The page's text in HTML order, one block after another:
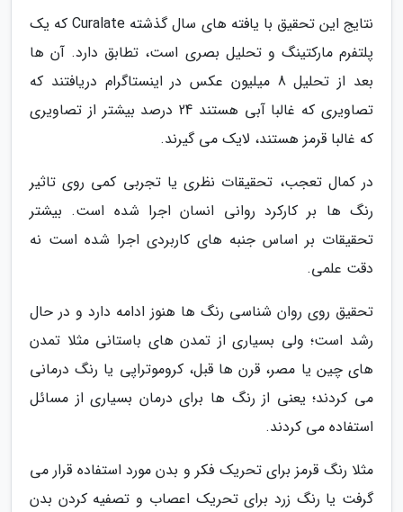
نتایج این تحقیق با یافته های سال گذشته Curalate که یک
پلتفرم مارکتینگ و تحلیل بصری است، تطابق دارد. آن ها
بعد از تحلیل 8 میلیون عکس در اینستاگرام دریافتند که
تصاویری که غالبا آبی هستند 24 درصد بیشتر از تصاویری
که غالبا قرمز هستند، لایک می گیرند.
در کمال تعجب، تحقیقات نظری یا تجربی کمی روی تاثیر
رنگ ها بر کارکرد روانی انسان اجرا شده است. بیشتر
تحقیقات بر اساس جنبه های کاربردی اجرا شده است نه
دقت علمی.
تحقیق روی روان شناسی رنگ ها هنوز ادامه دارد و در حال
رشد است؛ ولی بسیاری از تمدن های باستانی مثلا تمدن
های چین یا مصر، قرن ها قبل، کروموتراپی یا رنگ درمانی
می کردند؛ یعنی از رنگ ها برای درمان بسیاری از مسائل
استفاده می کردند.
مثلا رنگ قرمز برای تحریک فکر و بدن مورد استفاده قرار می
گرفت یا رنگ زرد برای تحریک اعصاب و تصفیه کردن بدن